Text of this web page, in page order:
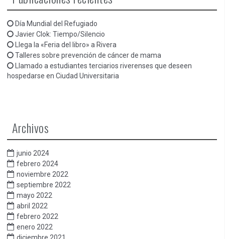
Día Mundial del Refugiado
Javier Clok: Tiempo/Silencio
Llega la «Feria del libro» a Rivera
Talleres sobre prevención de cáncer de mama
Llamado a estudiantes terciarios riverenses que deseen
hospedarse en Ciudad Universitaria
Archivos
junio 2024
febrero 2024
noviembre 2022
septiembre 2022
mayo 2022
abril 2022
febrero 2022
enero 2022